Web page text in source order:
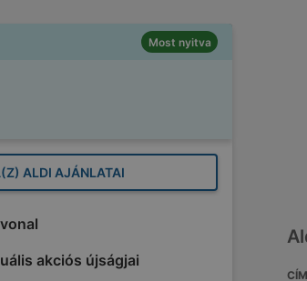
Most nyitva
ALDI AJÁNLATAI
akciós újságjai
CÍM